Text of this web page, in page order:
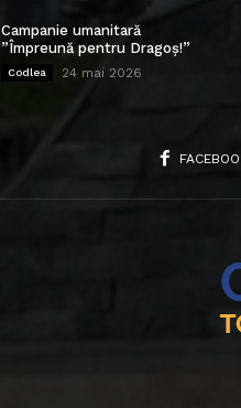
Campanie umanitară
”Împreună pentru Dragoș!”
Codlea 24 mai 2026